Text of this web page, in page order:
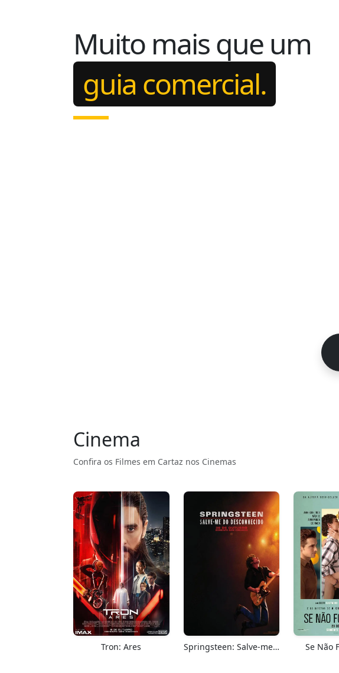
Muito mais que um
guia comercial.
Cinema
Confira os Filmes em Cartaz nos Cinemas
Tron: Ares Springsteen: Salve-me Do Desconhecido Se Não